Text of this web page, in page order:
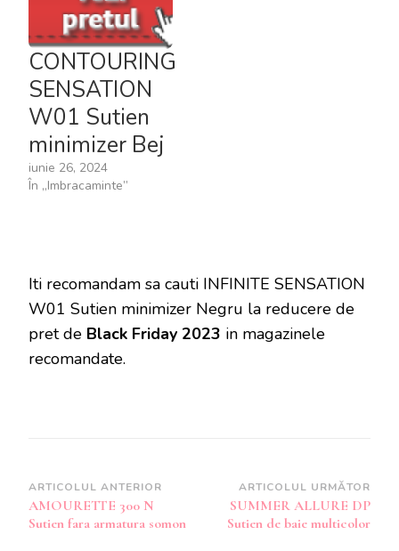
CONTOURING
SENSATION
W01 Sutien
minimizer Bej
iunie 26, 2024
În „Imbracaminte”
Iti recomandam sa cauti INFINITE SENSATION
W01 Sutien minimizer Negru la reducere de
pret de Black Friday 2023 in magazinele
recomandate.
Navigare
în
ARTICOLUL ANTERIOR
AMOURETTE 300 N
Sutien fara armatura somon
ARTICOLUL URMĂTOR
SUMMER ALLURE DP
Sutien de baie multicolor